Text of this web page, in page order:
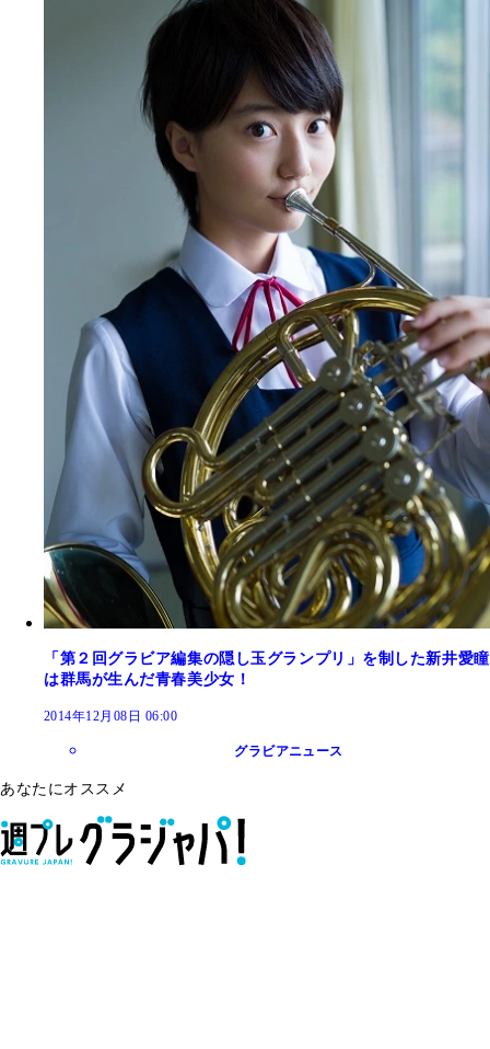
「第２回グラビア編集の隠し玉グランプリ」を制した新井愛瞳
は群馬が生んだ青春美少女！
2014年12月08日 06:00
グラビアニュース
あなたにオススメ